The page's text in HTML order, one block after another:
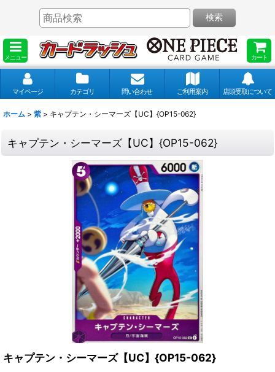
メニュー カート
検索
マイページ カテゴリ 問い合わせ ご利用案内 店頭受取について
ホーム > 紫 > キャプテン・シーマーズ【UC】{OP15-062}
キャプテン・シーマーズ【UC】{OP15-062}
キャプテン・シーマーズ【UC】{OP15-062}